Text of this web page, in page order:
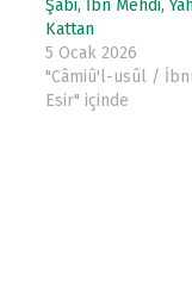
Şabi, İbn Mehdi,
Kattan
5 Ocak 2026
"Câmiû'l-usûl /
Esir" içinde